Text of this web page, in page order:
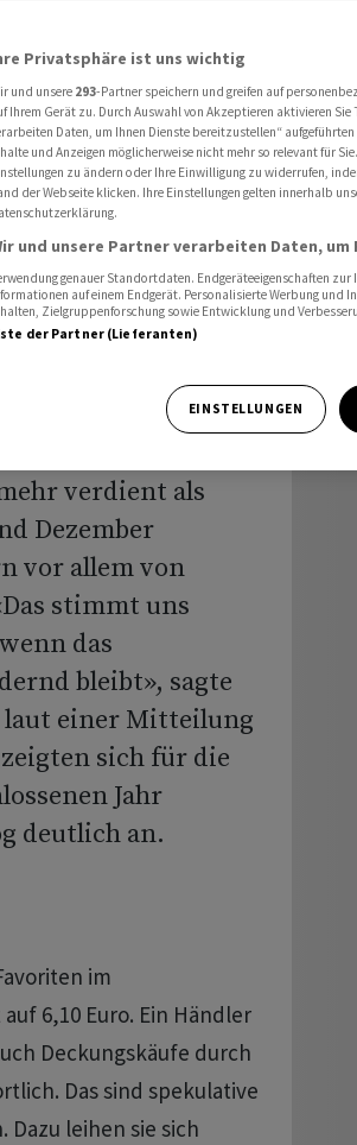
Hoffnung auf Stabilisierung
Hoffnung
verdient als
Dezember
vor allem von
stimmt uns
das
bleibt», sagte
einer Mitteilung
sich für die
Jahr
deutlich an.
im
6,10 Euro. Ein Händler
Deckungskäufe durch
Das sind spekulative
leihen sie sich
Privatsphäre ist uns wichtig
und unsere 293-Partner speichern und greifen auf
Ihrem Gerät zu. Durch Auswahl von Akzeptieren aktivieren
Daten, um Ihnen Dienste bereitzustellen“
und Anzeigen möglicherweise nicht mehr so relevant für
zu ändern oder Ihre Einwilligung zu widerrufen,
der Webseite klicken. Ihre Einstellungen gelten innerhalb
und unsere Partner verarbeiten Daten,
genauer Standortdaten. Endgeräteeigenschaften
auf einem Endgerät. Personalisierte Werbung und
Zielgruppenforschung sowie Entwicklung und
der Partner (Lieferanten)
EINSTELLUNGEN